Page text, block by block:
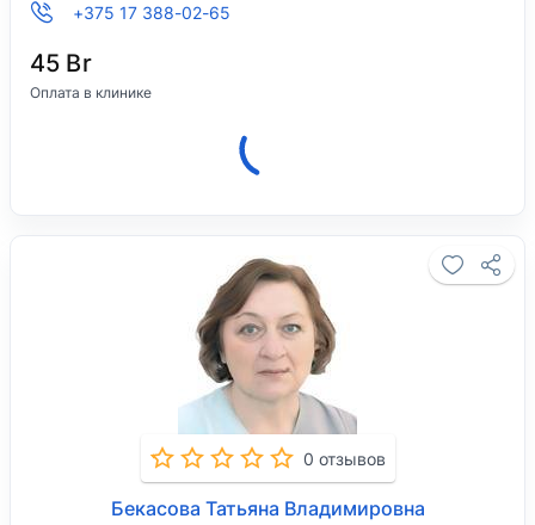
+375 17 388-02-65
45 Br
Оплата в клинике
Клиника закрыта, откроется 08 августа в
0 отзывов
Бекасова Татьяна Владимировна